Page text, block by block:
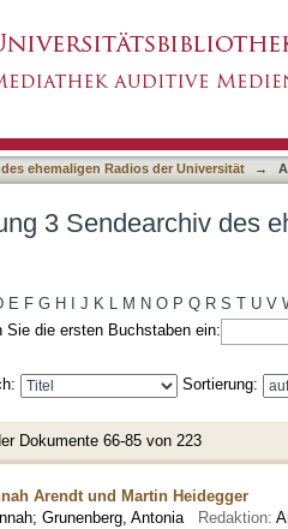
Radios der
ehemaligen Radios der Universität →
3 Sendearchiv des
E F G H J K L M N O P Q R S T U V
Sie die ersten Buchstaben ein:
Sortierung:
Dokumente 66-85 von 223
Arendt und Martin Heidegger
; Grunenberg, Antonia Redaktion: